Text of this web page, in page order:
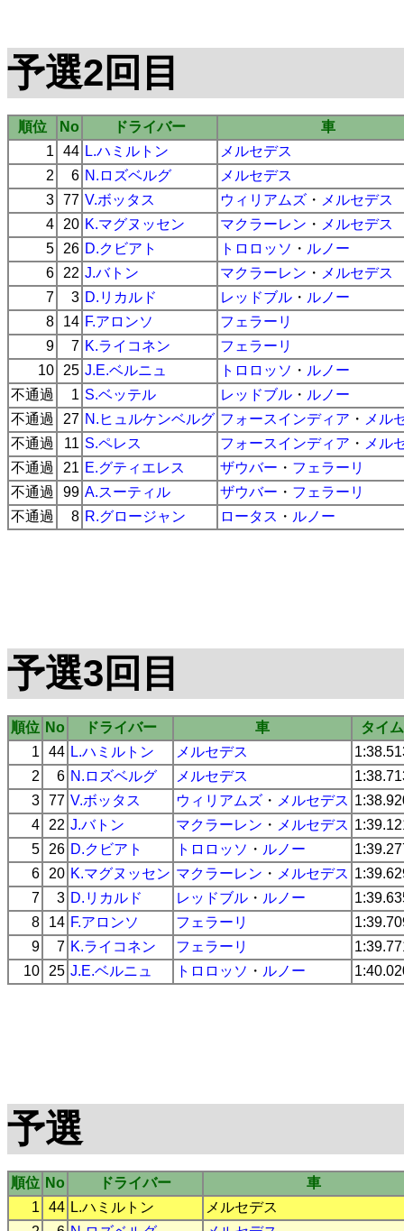
予選2回目
順位 No ドライバー
車
1
44 L.ハミルトン
メルセデス
2
6 N.ロズベルグ
メルセデス
3 77 V.ボッタス ウィリアムズ ・ メルセデス
4
20 K.マグヌッセン マクラーレン ・ メルセデス
5
26 D.クビアト トロロッソ ・ ルノー
6
22 J.バトン マクラーレン ・ メルセデス
7
3 D.リカルド レッドブル ・ ルノー
8
14 F.アロンソ
フェラーリ
9
7 K.ライコネン
フェラーリ
10
25 J.E.ベルニュ トロロッソ ・ ルノー
不通過
1 S.ベッテル レッドブル ・ ルノー
不通過
27 N.ヒュルケンベルグ フォースインディア ・ メル
不通過
11 S.ペレス フォースインディア ・ メル
不通過
21 E.グティエレス ザウバー ・ フェラーリ
不通過
99 A.スーティル ザウバー ・ フェラーリ
不通過
8 R.グロージャン ロータス ・ ルノー
予選3回目
順位 No ドライバー 車
タイム
1
44 L.ハミルトン メルセデス
2
6 N.ロズベルグ メルセデス
3 77 V.ボッタス ウィリアムズ ・ メルセデス
4
22 J.バトン マクラーレン ・ メルセデス
5
26 D.クビアト トロロッソ ・ ルノー
6
20 K.マグヌッセン マクラーレン ・ メルセデス
7
3 D.リカルド レッドブル ・ ルノー
8
14 F.アロンソ フェラーリ
9
7 K.ライコネン フェラーリ
10
25 J.E.ベルニュ トロロッソ ・ ルノー
予選
順位 No ドライバー
車
1
44 L.ハミルトン
メルセデス